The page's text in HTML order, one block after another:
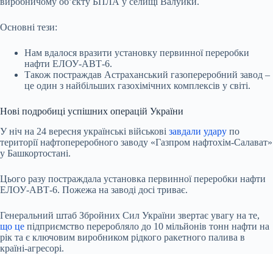
Основні тези:
Нам вдалося вразити установку первинної переробки
нафти ЕЛОУ-АВТ-6.
Також постраждав Астраханський газопереробний завод –
це один з найбільших газохімічних комплексів у світі.
Нові подробиці успішних операцій України
У ніч на 24 вересня українські військові завдали удару по
території нафтопереробного заводу «Газпром нафтохім-Салават»
у Башкортостані.
Цього разу постраждала установка первинної переробки нафти
ЕЛОУ-АВТ-6. Пожежа на заводі досі триває.
Генеральний штаб Збройних Сил України звертає увагу на те,
що це підприємство переробляло до 10 мільйонів тонн нафти на
рік та є ключовим виробником рідкого ракетного палива в
країні-агресорі.